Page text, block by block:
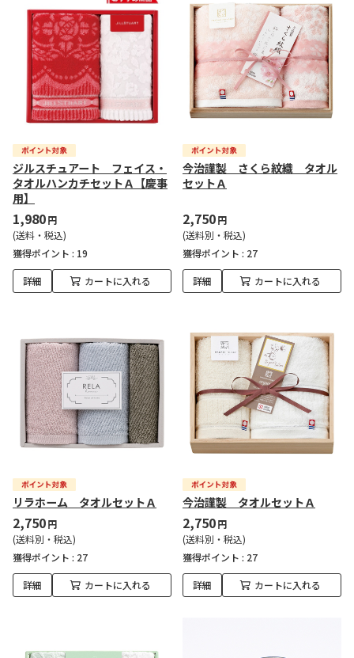
ジルスチュアート フェイス・
タオルハンカチセットＡ【慶事
用】
1,980円
(送料・税込)
獲得ポイント : 19
詳細 カートに入れる
今治謹製 さくら紋織 タオル
セットＡ
2,750円
(送料別・税込)
獲得ポイント : 27
詳細 カートに入れる
リラホーム タオルセットＡ
2,750円
(送料別・税込)
獲得ポイント : 27
詳細 カートに入れる
今治謹製 タオルセットＡ
2,750円
(送料別・税込)
獲得ポイント : 27
詳細 カートに入れる